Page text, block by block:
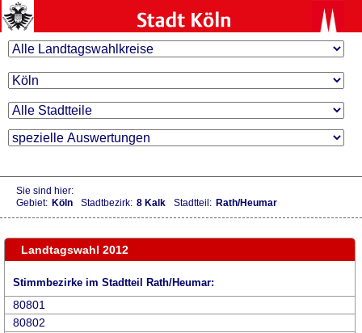
Sie sind hier:
Gebiet: Köln Stadtbezirk: 8 Kalk Stadtteil: Rath/Heumar
Landtagswahl 2012
Stimmbezirke im Stadtteil Rath/Heumar:
80801
80802